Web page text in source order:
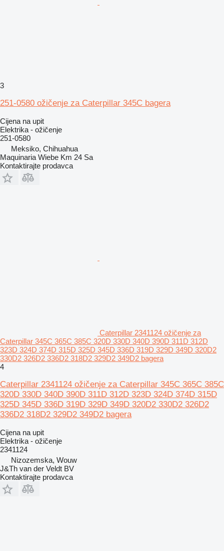
3
251-0580 ožičenje za Caterpillar 345C bagera
Cijena na upit
Elektrika - ožičenje
251-0580
Meksiko, Chihuahua
Maquinaria Wiebe Km 24 Sa
Kontaktirajte prodavca
Caterpillar 2341124 ožičenje za
Caterpillar 345C 365C 385C 320D 330D 340D 390D 311D 312D
323D 324D 374D 315D 325D 345D 336D 319D 329D 349D 320D2
330D2 326D2 336D2 318D2 329D2 349D2 bagera
4
Caterpillar 2341124 ožičenje za Caterpillar 345C 365C 385C
320D 330D 340D 390D 311D 312D 323D 324D 374D 315D
325D 345D 336D 319D 329D 349D 320D2 330D2 326D2
336D2 318D2 329D2 349D2 bagera
Cijena na upit
Elektrika - ožičenje
2341124
Nizozemska, Wouw
J&Th van der Veldt BV
Kontaktirajte prodavca